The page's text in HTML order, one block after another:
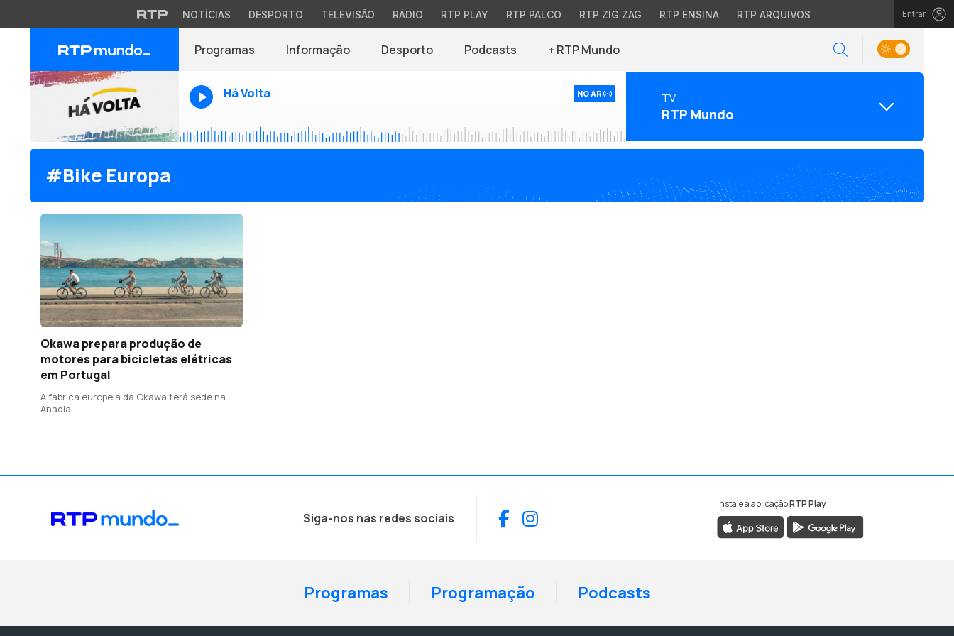
NOTÍCIAS DESPORTO TELEVISÃO RÁDIO RTP PLAY RTP PALCO RTP ZIG ZAG RTP ENSINA RTP ARQUIVOS Entrar
Programas Informação Desporto Podcasts + RTP Mundo
Há Volta NO AR TV
RTP Mundo
#Bike Europa
Okawa prepara produção de
motores para bicicletas elétricas
em Portugal
A fábrica europeia da Okawa terá sede na
Anadia
Siga-nos nas redes sociais Facebook
Instagram
Instale a aplicaçãoRTP Play
Programas Programação Podcasts